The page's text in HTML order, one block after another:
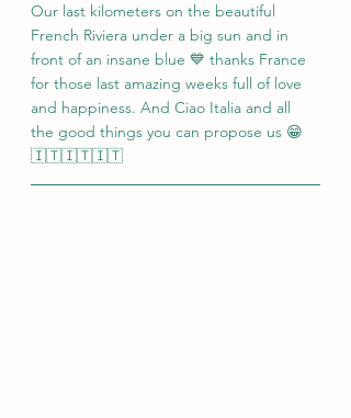
Our last kilometers on the beautiful
French Riviera under a big sun and in
front of an insane blue 💙 thanks France
for those last amazing weeks full of love
and happiness. And Ciao Italia and all
the good things you can propose us 😁
🇮🇹🇮🇹🇮🇹